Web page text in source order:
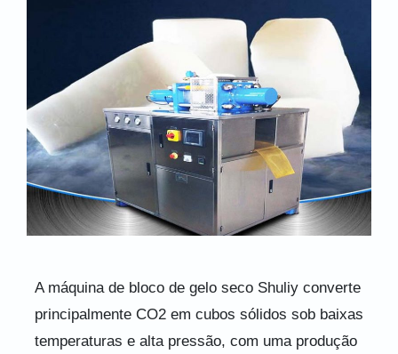
A máquina de bloco de gelo seco Shuliy converte
principalmente CO2 em cubos sólidos sob baixas
temperaturas e alta pressão, com uma produção